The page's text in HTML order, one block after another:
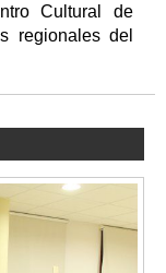
Cultural de
regionales del